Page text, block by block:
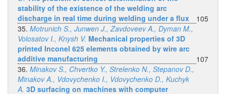
stability of the existence of the welding arc
discharge in real time during welding under a flux
105
35. Motrunich S., Junwen J., Zavdoveev A., Dyman M.,
Volosatov I., Knysh V. Mechanical properties of 3D
printed Inconel 625 elements obtained by wire arc
additive manufacturing
107
36. Minakov S., Chvertko Y., Strelenko N., Stepanov D.,
Minakov A., Vdovychenko I., Vdovychenko D., Kuchyk
A. 3D surfacing on machines with computer